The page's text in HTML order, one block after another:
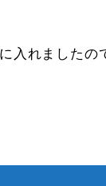
入れましたの